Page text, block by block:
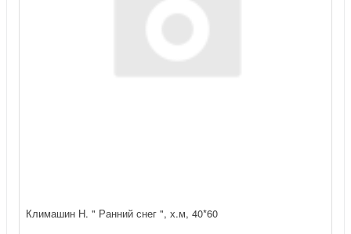
Климашин Н. " Ранний снег ", х.м, 40*60